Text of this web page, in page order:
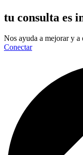
tu consulta es
Nos ayuda a mejorar y a
Conectar